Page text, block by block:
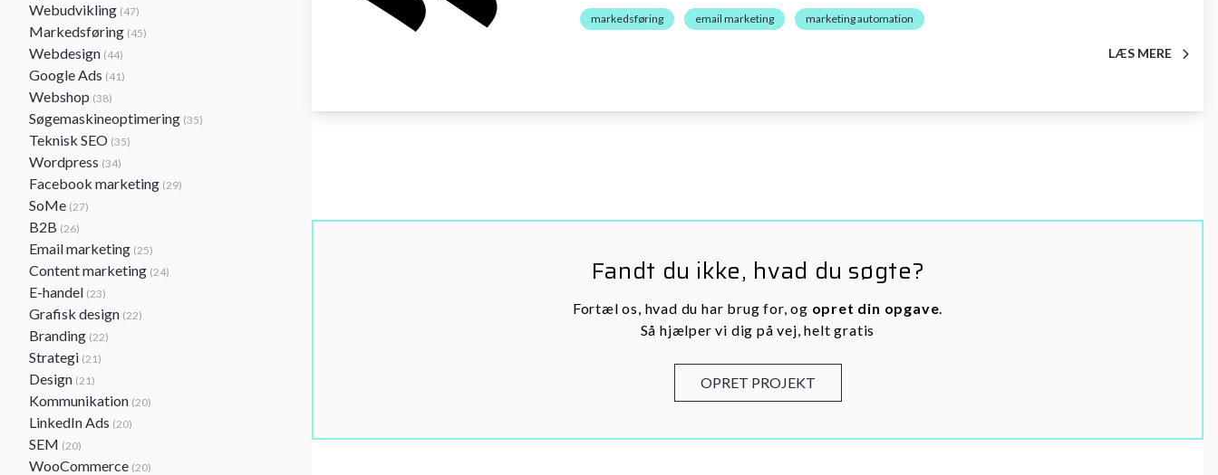
Webudvikling (47)
Markedsføring (45)
Webdesign (44)
Google Ads (41)
Webshop (38)
Søgemaskineoptimering (35)
Teknisk SEO (35)
Wordpress (34)
Facebook marketing (29)
SoMe (27)
B2B (26)
Email marketing (25)
Content marketing (24)
E-handel (23)
Grafisk design (22)
Branding (22)
Strategi (21)
Design (21)
Kommunikation (20)
LinkedIn Ads (20)
SEM (20)
WooCommerce (20)
markedsføring email marketing marketing automation
LÆS MERE
Fandt du ikke, hvad du søgte?
Fortæl os, hvad du har brug for, og opret din opgave.
Så hjælper vi dig på vej, helt gratis
OPRET PROJEKT